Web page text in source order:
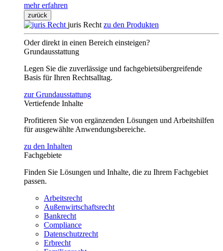
mehr erfahren
zurück
juris Recht zu den Produkten
Oder direkt in einen Bereich einsteigen?
Grundausstattung
Legen Sie die zuverlässige und fachgebietsübergreifende
Basis für Ihren Rechtsalltag.
zur Grundausstattung
Vertiefende Inhalte
Profitieren Sie von ergänzenden Lösungen und Arbeitshilfen
für ausgewählte Anwendungsbereiche.
zu den Inhalten
Fachgebiete
Finden Sie Lösungen und Inhalte, die zu Ihrem Fachgebiet
passen.
Arbeitsrecht
Außenwirtschaftsrecht
Bankrecht
Compliance
Datenschutzrecht
Erbrecht